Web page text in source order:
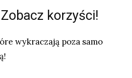
korzyści!
wykraczają poza samo